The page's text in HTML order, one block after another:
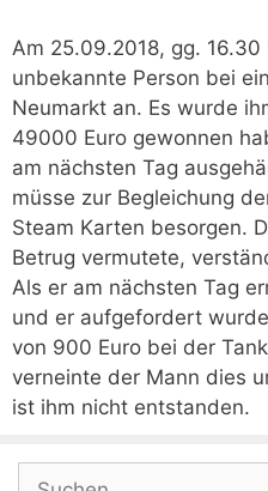
Am 25.09.2018, gg.
unbekannte Person bei
Neumarkt an. Es wurde
49000 Euro gewonnen
am nächsten Tag
müsse zur Begleichung
Steam Karten besorgen.
Betrug vermutete,
Als er am nächsten Tag
und er aufgefordert
von 900 Euro bei der
verneinte der Mann dies
ist ihm nicht entstanden.